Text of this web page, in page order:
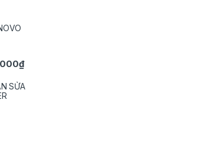
₫Khoảng giá: từ 350,000₫ đến 430,000₫
SỬA